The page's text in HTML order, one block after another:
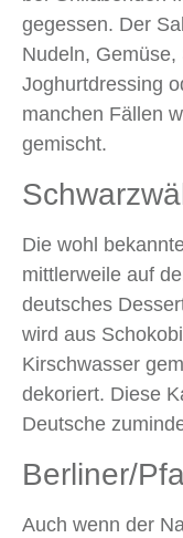
gegessen. Der
Nudeln,
Joghurtdressing
manchen Fällen
gemischt.
Die wohl
mittlerweile auf
deutsches
wird aus
Kirschwasser
dekoriert. Diese
Deutsche
Berliner/
Auch wenn der